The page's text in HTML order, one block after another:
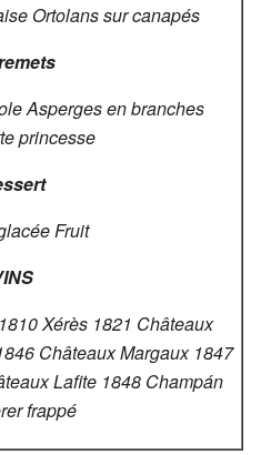
Ortolans sur canapés
Asperges en branches
princesse
Fruit
Xérès 1821 Châteaux
Châteaux Margaux 1847
Lafite 1848 Champán
frappé